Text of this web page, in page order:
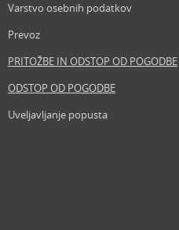
Varstvo osebnih podatkov
Prevoz
PRITOŽBE IN ODSTOP OD POGODBE
ODSTOP OD POGODBE
Uveljavljanje popusta